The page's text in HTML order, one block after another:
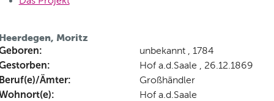
Moritz
unbekannt , 1784
Hof a.d.Saale , 26.12.1869
Ämter: Großhändler
Hof a.d.Saale